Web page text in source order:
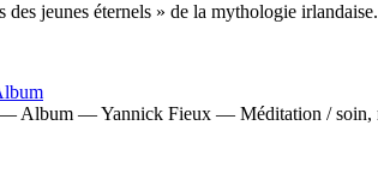
jeunes éternels » de la mythologie irlandaise.